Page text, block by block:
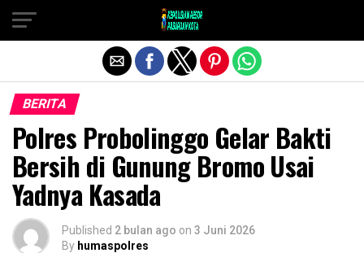
BERITA
Polres Probolinggo Gelar Bakti
Bersih di Gunung Bromo Usai
Yadnya Kasada
Published 2 bulan ago on 3 Juni 2026
By humaspolres
Exit mobile version